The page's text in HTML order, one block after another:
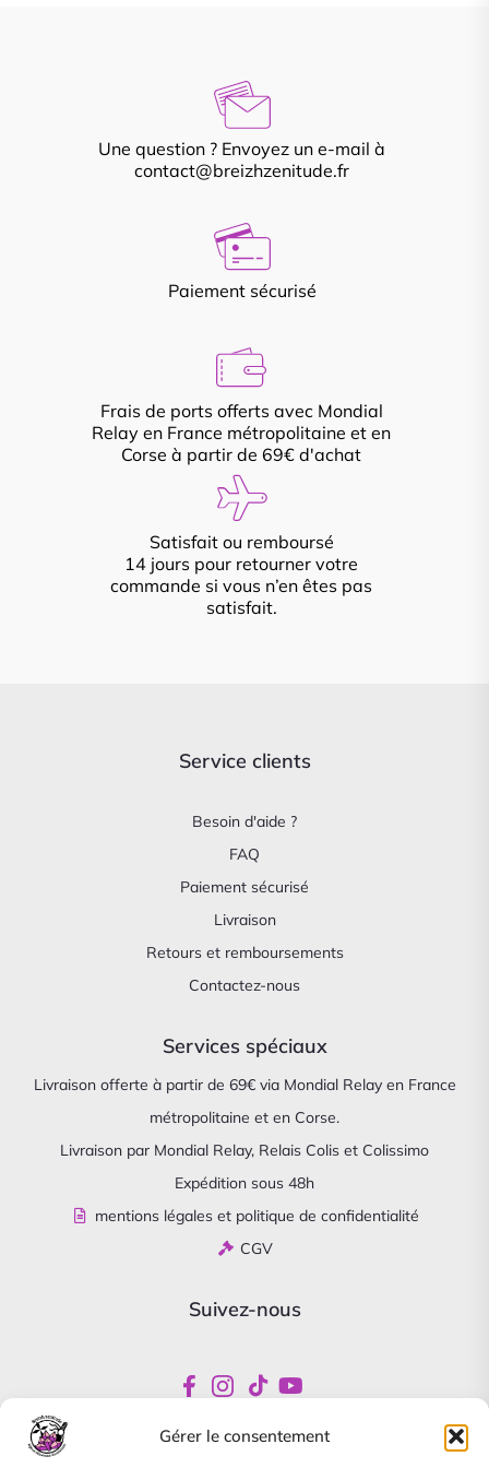
Gérer le consentement
Une question ? Envoyez un e-mail à
contact@breizhzenitude.fr
Paiement sécurisé
Frais de ports offerts avec Mondial
Relay en France métropolitaine et en
Corse à partir de 69€ d'achat
Satisfait ou remboursé
14 jours pour retourner votre
commande si vous n’en êtes pas
satisfait.
Service clients
Besoin d'aide ?
FAQ
Paiement sécurisé
Livraison
Retours et remboursements
Contactez-nous
Services spéciaux
Livraison offerte à partir de 69€ via Mondial Relay en France
métropolitaine et en Corse.
Livraison par Mondial Relay, Relais Colis et Colissimo
Expédition sous 48h
mentions légales et politique de confidentialité
CGV
Suivez-nous